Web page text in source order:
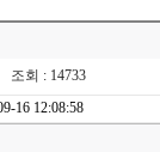
조회 : 14733
16 12:08:58